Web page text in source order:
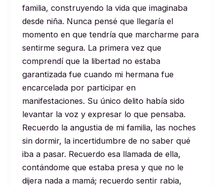
familia, construyendo la vida que imaginaba
desde niña. Nunca pensé que llegaría el
momento en que tendría que marcharme para
sentirme segura. La primera vez que
comprendí que la libertad no estaba
garantizada fue cuando mi hermana fue
encarcelada por participar en
manifestaciones. Su único delito había sido
levantar la voz y expresar lo que pensaba.
Recuerdo la angustia de mi familia, las noches
sin dormir, la incertidumbre de no saber qué
iba a pasar. Recuerdo esa llamada de ella,
contándome que estaba presa y que no le
dijera nada a mamá; recuerdo sentir rabia,